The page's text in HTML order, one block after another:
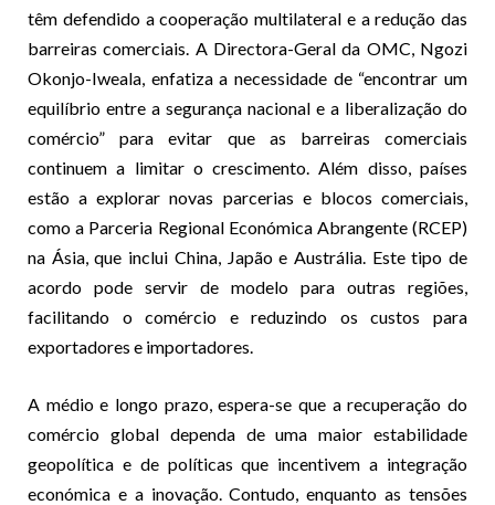
têm defendido a cooperação multilateral e a redução das
barreiras comerciais. A Directora-Geral da OMC, Ngozi
Okonjo-Iweala, enfatiza a necessidade de “encontrar um
equilíbrio entre a segurança nacional e a liberalização do
comércio” para evitar que as barreiras comerciais
continuem a limitar o crescimento. Além disso, países
estão a explorar novas parcerias e blocos comerciais,
como a Parceria Regional Económica Abrangente (RCEP)
na Ásia, que inclui China, Japão e Austrália. Este tipo de
acordo pode servir de modelo para outras regiões,
facilitando o comércio e reduzindo os custos para
exportadores e importadores.
A médio e longo prazo, espera-se que a recuperação do
comércio global dependa de uma maior estabilidade
geopolítica e de políticas que incentivem a integração
económica e a inovação. Contudo, enquanto as tensões